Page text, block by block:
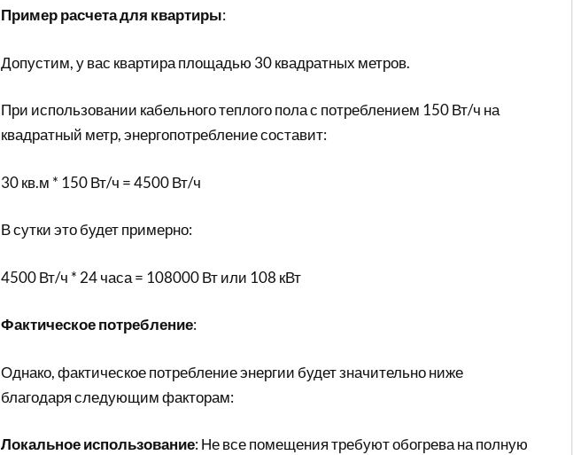
Пример расчета для квартиры:
Допустим, у вас квартира площадью 30 квадратных метров.
При использовании кабельного теплого пола с потреблением 150 Вт/ч на
квадратный метр, энергопотребление составит:
30 кв.м * 150 Вт/ч = 4500 Вт/ч
В сутки это будет примерно:
4500 Вт/ч * 24 часа = 108000 Вт или 108 кВт
Фактическое потребление:
Однако, фактическое потребление энергии будет значительно ниже
благодаря следующим факторам:
Локальное использование: Не все помещения требуют обогрева на полную